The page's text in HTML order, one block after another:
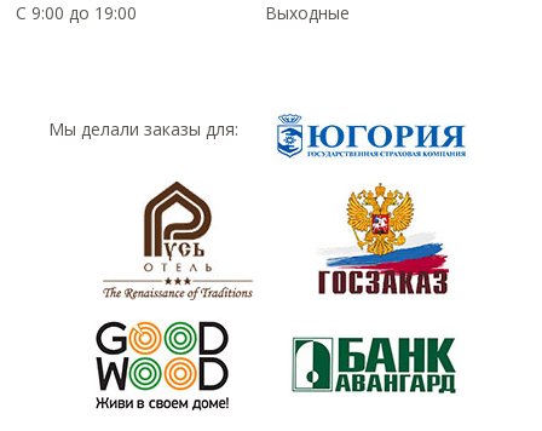
С 9:00 до 19:00
Выходные
Мы делали заказы для: